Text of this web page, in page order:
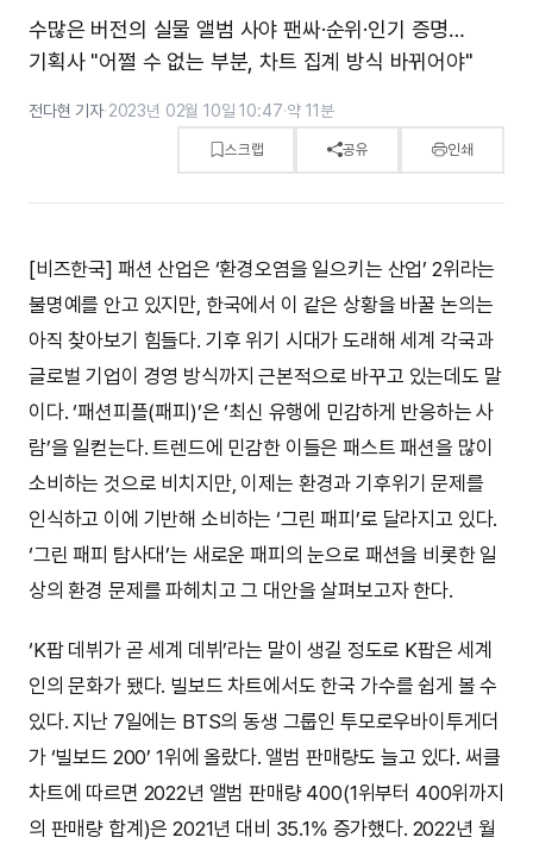
수많은 버전의 실물 앨범 사야 팬싸·순위·인기 증명…
기획사 "어쩔 수 없는 부분, 차트 집계 방식 바뀌어야"
전다현 기자·2023년 02월 10일 10:47·약 11분
스크랩 공유 인쇄
[비즈한국] 패션 산업은 ‘환경오염을 일으키는 산업’ 2위라는
불명예를 안고 있지만, 한국에서 이 같은 상황을 바꿀 논의는
아직 찾아보기 힘들다. 기후 위기 시대가 도래해 세계 각국과
글로벌 기업이 경영 방식까지 근본적으로 바꾸고 있는데도 말
이다. ‘패션피플(패피)’은 ‘최신 유행에 민감하게 반응하는 사
람’을 일컫는다. 트렌드에 민감한 이들은 패스트 패션을 많이
소비하는 것으로 비치지만, 이제는 환경과 기후위기 문제를
인식하고 이에 기반해 소비하는 ‘그린 패피’로 달라지고 있다.
‘그린 패피 탐사대’는 새로운 패피의 눈으로 패션을 비롯한 일
상의 환경 문제를 파헤치고 그 대안을 살펴보고자 한다.
‘K팝 데뷔가 곧 세계 데뷔’라는 말이 생길 정도로 K팝은 세계
인의 문화가 됐다. 빌보드 차트에서도 한국 가수를 쉽게 볼 수
있다. 지난 7일에는 BTS의 동생 그룹인 투모로우바이투게더
가 ‘빌보드 200’ 1위에 올랐다. 앨범 판매량도 늘고 있다. 써클
차트에 따르면 2022년 앨범 판매량 400(1위부터 400위까지
의 판매량 합계)은 2021년 대비 35.1% 증가했다. 2022년 월